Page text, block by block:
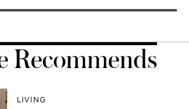
Recommends
LIVING